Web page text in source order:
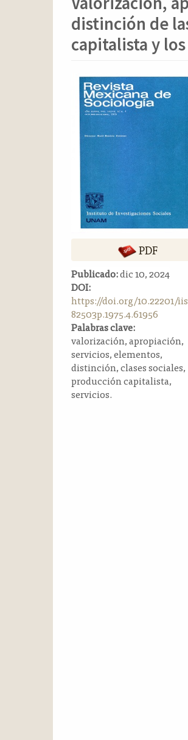
distinción de
capitalista y
Barra
lateral
del
artículo
PDF
Publicado:dic 10, 2024
DOI:
https://doi.org/10.22201/
82503p.1975.4.61956
Palabras clave:
valorización, apropiación,
servicios, elementos,
distinción, clases sociales,
producción capitalista,
servicios.